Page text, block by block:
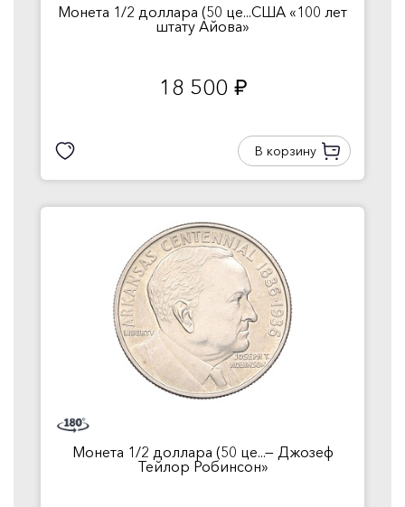
Монета 1/2 доллара (50 це...США «100 лет
штату Айова»
18 500 руб.
В корзину
Монета 1/2 доллара (50 це...— Джозеф
Тейлор Робинсон»